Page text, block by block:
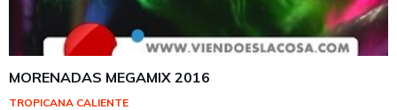
MORENADAS MEGAMIX 2016
TROPICANA CALIENTE